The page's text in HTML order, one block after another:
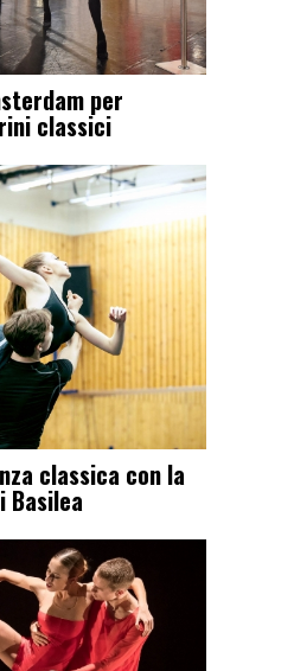
per
classici
classica con la
Basilea